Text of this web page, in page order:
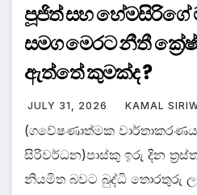
පූජිත් සහ හේමසිරිගේ
සමග මෙරට නීතී
ඇත්තේ කුමක්ද ?
JULY 31, 2026 KAMAL
(ගවේෂණාත්මක
සිරිවර්ධන)පාස්කු ඉරු දින
නියමිත බවට බුද්ධි තොරතුරු